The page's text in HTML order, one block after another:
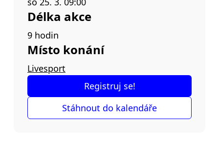
Délka akce
9 hodin
Místo konání
Livesport
Registruj se!
Stáhnout do kalendáře